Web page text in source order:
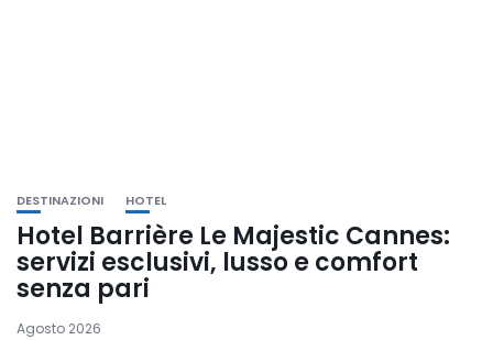
DESTINAZIONI HOTEL
Hotel Barrière Le Majestic Cannes:
servizi esclusivi, lusso e comfort
senza pari
Agosto 2026